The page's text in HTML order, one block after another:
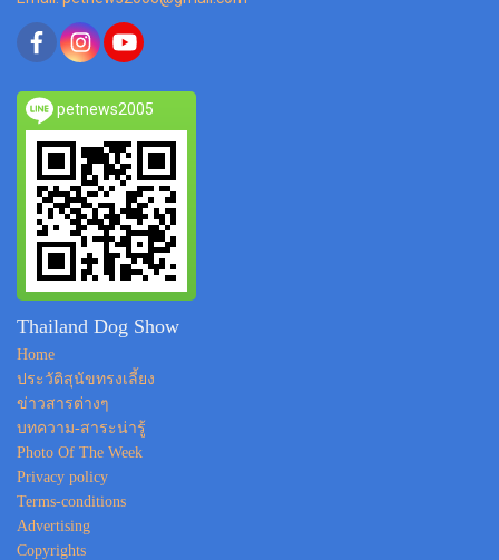
petnews2005
Thailand Dog Show
Home
ประวัติสุนัขทรงเลี้ยง
ข่าวสารต่างๆ
บทความ-สาระน่ารู้
Photo Of The Week
Privacy policy
Terms-conditions
Advertising
Copyrights